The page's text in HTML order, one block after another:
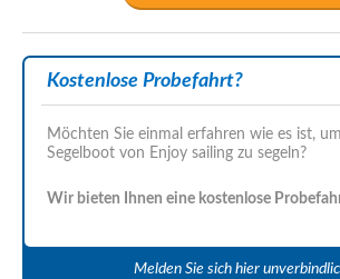
Kostenlose Probefahrt?
Möchten Sie einmal erfahren wie es ist,
Segelboot von Enjoy sailing zu segeln?
Wir bieten Ihnen eine kostenlose
Melden Sie sich hier